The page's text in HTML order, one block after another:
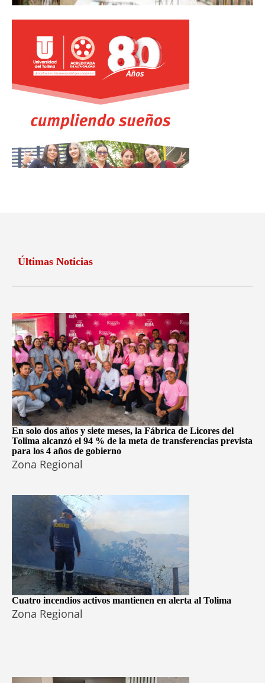
Últimas Noticias
En solo dos años y siete meses, la Fábrica de Licores del
Tolima alcanzó el 94 % de la meta de transferencias prevista
para los 4 años de gobierno
Zona Regional
Cuatro incendios activos mantienen en alerta al Tolima
Zona Regional